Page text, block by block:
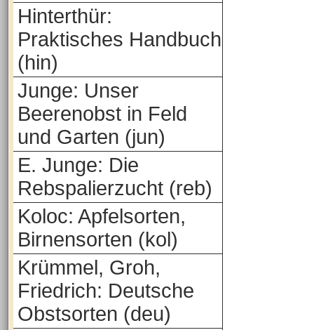
Hinterthür:
Praktisches Handbuch
(hin)
Junge: Unser
Beerenobst in Feld
und Garten (jun)
E. Junge: Die
Rebspalierzucht (reb)
Koloc: Apfelsorten,
Birnensorten (kol)
Krümmel, Groh,
Friedrich: Deutsche
Obstsorten (deu)